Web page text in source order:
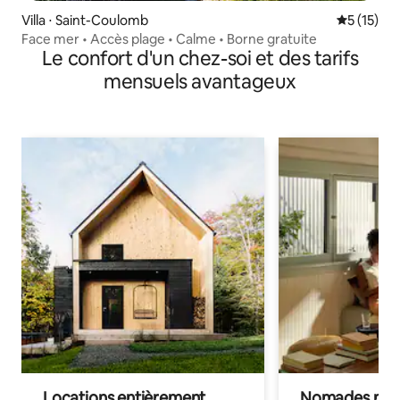
Villa ⋅ Saint-Coulomb
5 (15)
Face mer • Accès plage • Calme • Borne gratuite
Le confort d'un chez-soi et des tarifs
mensuels avantageux